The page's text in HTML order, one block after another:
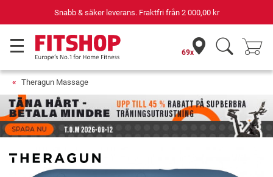
Snabb & säker leverans. Fraktfri från 2 000,00 kr
69x
Theragun Massage